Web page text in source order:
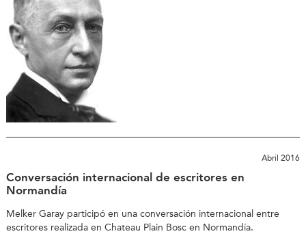
Abril 2016
Conversación internacional de escritores en
Normandía
Melker Garay participó en una conversación internacional entre
escritores realizada en Chateau Plain Bosc en Normandía.